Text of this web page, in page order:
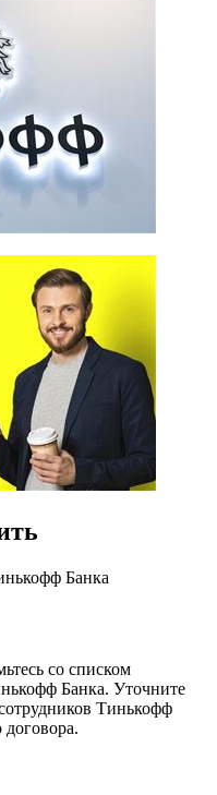
Банка
со списком
Банка. Уточните
Тинькофф